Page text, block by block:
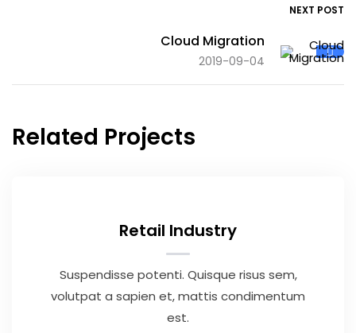
NEXT POST
Cloud Migration
2019-09-04
Related Projects
Retail Industry
Suspendisse potenti. Quisque risus sem,
volutpat a sapien et, mattis condimentum
est.